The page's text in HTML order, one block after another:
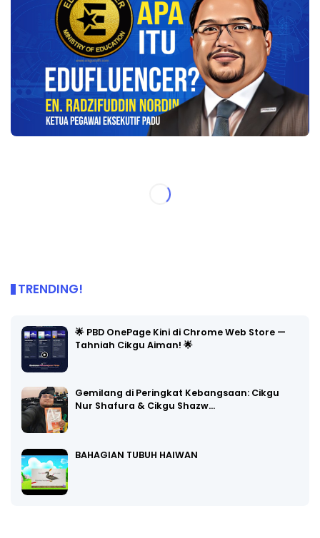
TRENDING!
🌟 PBD OnePage Kini di Chrome Web Store —
Tahniah Cikgu Aiman! 🌟
Gemilang di Peringkat Kebangsaan: Cikgu
Nur Shafura & Cikgu Shazw…
BAHAGIAN TUBUH HAIWAN